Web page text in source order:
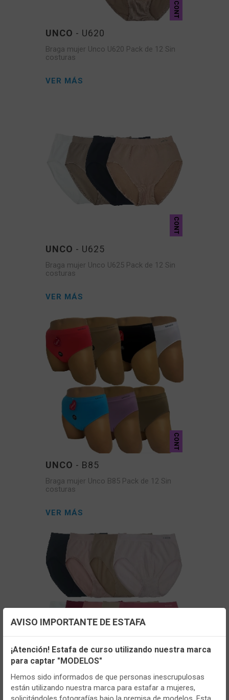
CONT
UNCO - U620
Braga mujer Unco U620 Pack de 12 Sin
costuras
VER MÁS
CONT
UNCO - U625
Braga mujer Unco U625 Pack de 12 Sin
costuras
VER MÁS
CONT
UNCO - B85
Braga mujer Unco B85 Pack de 12 Sin
costuras
VER MÁS
CONT
UNCO- U699
Braga mujer Unco U699 Pack de 12 Maxi
Configuración de cookies
Utilizamos cookies propias y de terceros, de sesión o
persistentes, para hacer funcionar de manera segura nuestra
página web y personalizar su contenido.
AVISO IMPORTANTE DE ESTAFA
¡Atención! Estafa de curso utilizando nuestra marca
para captar "MODELOS"
Hemos sido informados de que personas inescrupulosas
están utilizando nuestra marca para estafar a mujeres,